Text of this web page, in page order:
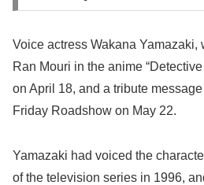
Voice actress Wakana Yamazaki,
Ran Mouri in the anime
on April 18, and a tribute
Friday Roadshow on May 22.
Yamazaki had voiced the
of the television series in 1996,